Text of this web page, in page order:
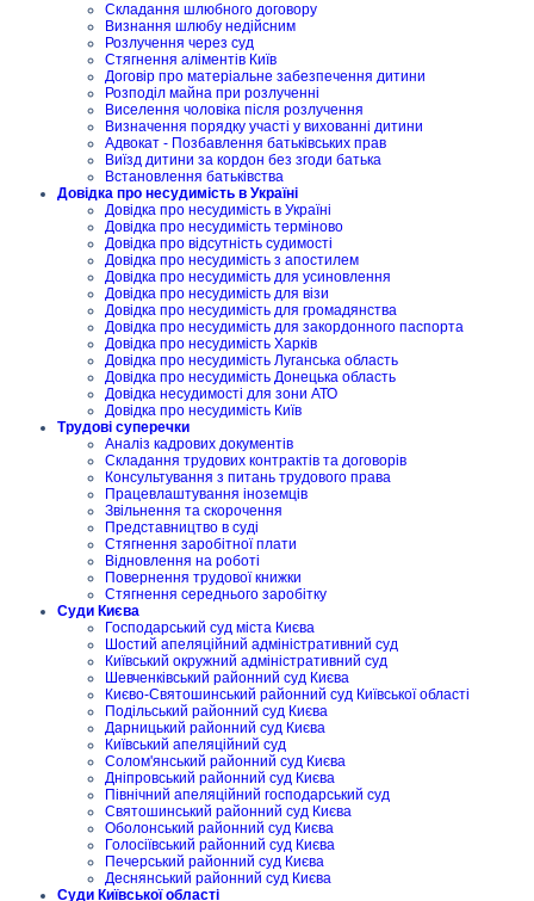
Складання шлюбного договору
Визнання шлюбу недійсним
Розлучення через суд
Стягнення аліментів Київ
Договір про матеріальне забезпечення дитини
Розподіл майна при розлученні
Виселення чоловіка після розлучення
Визначення порядку участі у вихованні дитини
Адвокат - Позбавлення батьківських прав
Виїзд дитини за кордон без згоди батька
Встановлення батьківства
Довідка про несудимість в Україні
Довідка про несудимість в Україні
Довідка про несудимість терміново
Довідка про відсутність судимості
Довідка про несудимість з апостилем
Довідка про несудимість для усиновлення
Довідка про несудимість для візи
Довідка про несудимість для громадянства
Довідка про несудимість для закордонного паспорта
Довідка про несудимість Харків
Довідка про несудимість Луганська область
Довідка про несудимість Донецька область
Довідка несудимості для зони АТО
Довідка про несудимість Київ
Трудові суперечки
Аналіз кадрових документів
Складання трудових контрактів та договорів
Консультування з питань трудового права
Працевлаштування іноземців
Звільнення та скорочення
Представництво в суді
Стягнення заробітної плати
Відновлення на роботі
Повернення трудової книжки
Стягнення середнього заробітку
Суди Києва
Господарський суд міста Києва
Шостий апеляційний адміністративний суд
Київський окружний адміністративний суд
Шевченківський районний суд Києва
Києво-Святошинський районний суд Київської області
Подільський районний суд Києва
Дарницький районний суд Києва
Київський апеляційний суд
Солом'янський районний суд Києва
Дніпровський районний суд Києва
Північний апеляційний господарський суд
Святошинський районний суд Києва
Оболонський районний суд Києва
Голосіївський районний суд Києва
Печерський районний суд Києва
Деснянський районний суд Києва
Суди Київської області